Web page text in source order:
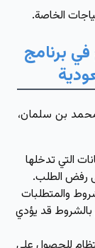
الخاصة.
برنامج
بن سلمان،
التي تدخلها
رفض الطلب.
والمتطلبات
بالشروط قد يؤدي